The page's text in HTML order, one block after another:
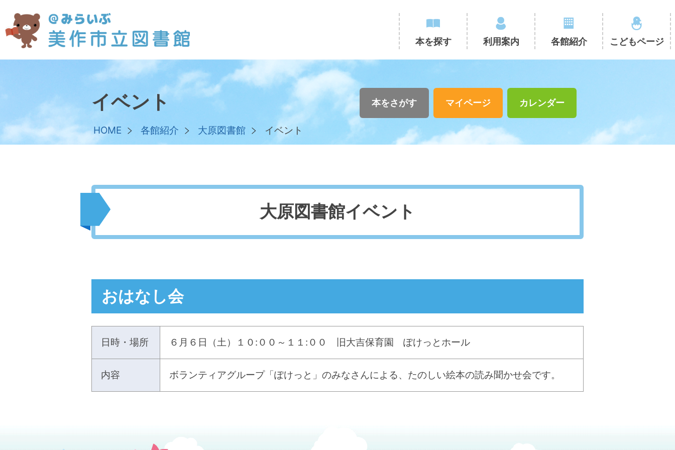
本を探す 利用案内 各館紹介 こどもページ
本をさがす マイページ カレンダー
イベント
HOME 各館紹介 大原図書館 イベント
大原図書館イベント
おはなし会
日時・場所 ６月６日（土）１０:００～１１:００ 旧大吉保育園 ぽけっとホール
内容 ボランティアグループ「ぽけっと」のみなさんによる、たのしい絵本の読み聞かせ会です。